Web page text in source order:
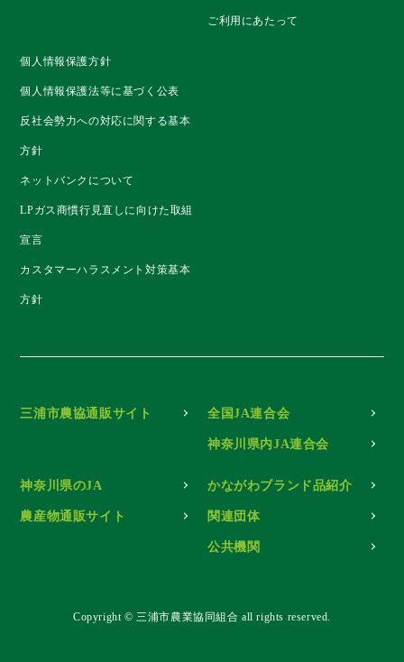
ご利用にあたって
個人情報保護方針
個人情報保護法等に基づく公表
反社会勢力への対応に関する基本
方針
ネットバンクについて
LPガス商慣行見直しに向けた取組
宣言
カスタマーハラスメント対策基本
方針
三浦市農協通販サイト 全国JA連合会
神奈川県内JA連合会
神奈川県のJA
農産物通販サイト
かながわブランド品紹介
関連団体
公共機関
Copyright ©︎ 三浦市農業協同組合 all rights reserved.